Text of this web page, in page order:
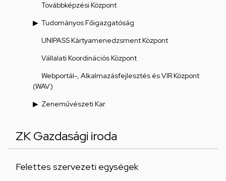
Továbbképzési Központ
Tudományos Főigazgatóság
UNIPASS Kártyamenedzsment Központ
Vállalati Koordinációs Központ
Webportál-, Alkalmazásfejlesztés és VIR Központ
(WAV)
Zeneművészeti Kar
ZK Gazdasági iroda
Felettes szervezeti egységek